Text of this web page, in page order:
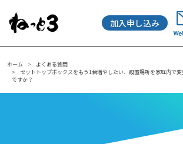
メインナビゲーション
加入申し込み
ホーム
よくある質問
セットトップボックスをもう1台増やしたい、設置場所を家庭内で
ですか？